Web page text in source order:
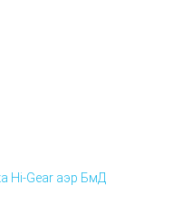
Hi-Gear аэр БмД